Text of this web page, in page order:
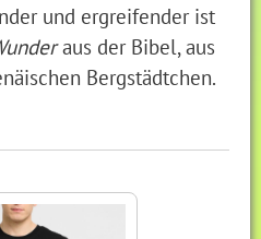
und ergreifender ist
aus der Bibel, aus
Bergstädtchen.